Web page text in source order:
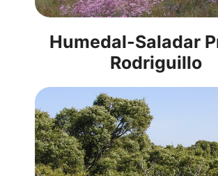
Humedal-Saladar
Rodriguillo